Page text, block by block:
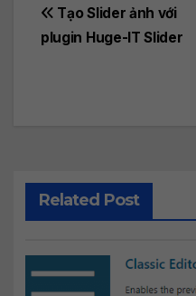
Post
navigation
Tạo Slider ảnh với
plugin Huge-IT Slider
Related Post